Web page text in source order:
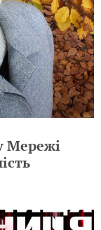
Мережі